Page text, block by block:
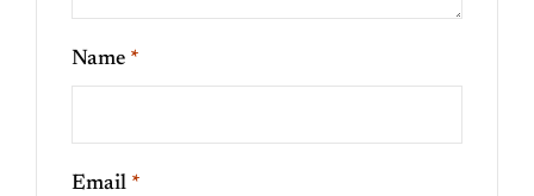
Name *
Email *